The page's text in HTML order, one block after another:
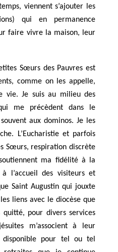
viennent s’ajouter les
qui en permanence
faire vivre la maison, leur
Sœurs des Pauvres est
comme on les appelle,
vie. Je suis au milieu des
me précèdent dans le
aux dominos. Je les
L’Eucharistie et parfois
Sœurs, respiration discrète
ma fidélité à la
l’accueil des visiteurs et
Saint Augustin qui jouxte
liens avec le diocèse que
pour divers services
m’associent à leur
pour tel ou tel